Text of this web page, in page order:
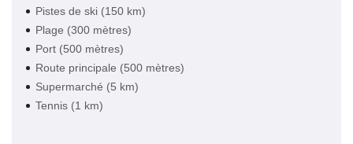
Pistes de ski (150 km)
Plage (300 mètres)
Port (500 mètres)
Route principale (500 mètres)
Supermarché (5 km)
Tennis (1 km)